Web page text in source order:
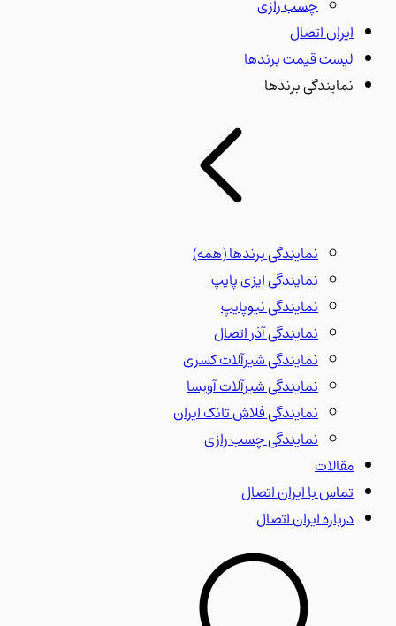
چسب رازی
ایران اتصال
لیست قیمت برندها
نمایندگی برندها
نمایندگی برندها(همه)
نمایندگی ایزی پایپ
نمایندگی نیوپایپ
نمایندگی آذر اتصال
نمایندگی شیرآلات کسری
نمایندگی شیرآلات آویسا
نمایندگی فلاش تانک ایران
نمایندگی چسب رازی
مقالات
تماس با ایران اتصال
درباره ایران اتصال